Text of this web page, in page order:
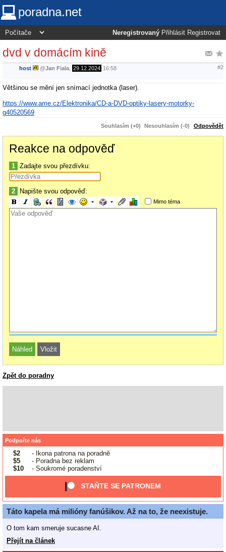
poradna.net
Neregistrovaný Přihlásit Registrovat
dvd v domácím kině
host @Jan Fiala 29.12.2024 16:58 #2
Většinou se mění jen snímací jednotka (laser).
https://www.ame.cz/Elektronika/CD-a-DVD-optiky-lasery-motorky-
g40520569
Souhlasím (+0) Nesouhlasím (-0) Odpovědět
Reakce na odpověď
1 Zadajte svou přezdívku:
2 Napište svou odpověď:
Mimo téma
Zpět do poradny
Podpořte nás
$2
- Ikona patrona na poradně
$5
- Poradna bez reklam
$10
- Soukromé poradenství
STAŇTE SE PATRONEM
Táto kapela má milióny fanúšikov. Až na to, že neexistuje.
O tom kam smeruje sucasne AI.
Přejít na článek